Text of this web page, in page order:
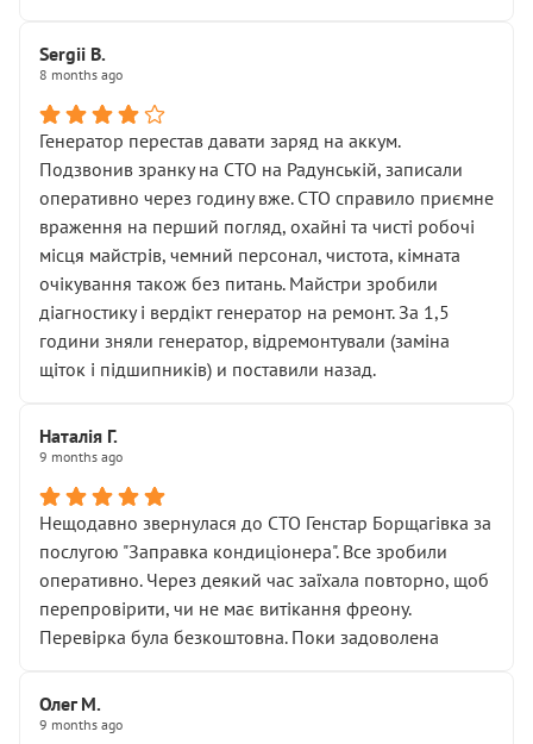
Sergii B.
8 months ago
Генератор перестав давати заряд на аккум.
Подзвонив зранку на СТО на Радунській, записали
оперативно через годину вже. СТО справило приємне
враження на перший погляд, охайні та чисті робочі
місця майстрів, чемний персонал, чистота, кімната
очікування також без питань. Майстри зробили
діагностику і вердікт генератор на ремонт. За 1,5
години зняли генератор, відремонтували (заміна
щіток і підшипників) и поставили назад.
Наталія Г.
9 months ago
Нещодавно звернулася до СТО Генстар Борщагівка за
послугою "Заправка кондиціонера". Все зробили
оперативно. Через деякий час заїхала повторно, щоб
перепровірити, чи не має витікання фреону.
Перевірка була безкоштовна. Поки задоволена
Олег М.
9 months ago